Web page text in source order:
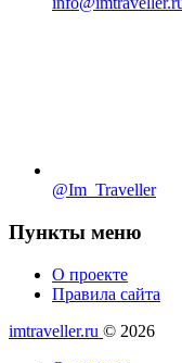
@Im_Traveller
Пункты меню
О проекте
Правила сайта
imtraveller.ru © 2026